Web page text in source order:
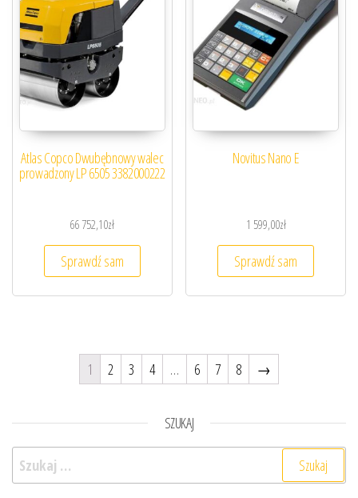
Atlas Copco Dwubębnowy walec
prowadzony LP 6505 3382000222
66 752,10zł
Sprawdź sam
Novitus Nano E
1 599,00zł
Sprawdź sam
1 2 3 4 … 6 7 8 →
SZUKAJ
Szukaj: